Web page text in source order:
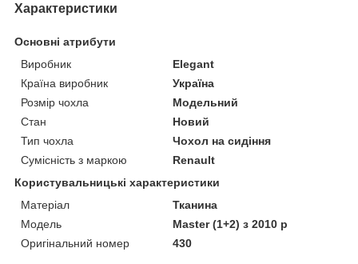
Характеристики
Основні атрибути
Виробник
Elegant
Країна виробник
Україна
Розмір чохла
Модельний
Стан
Новий
Тип чохла
Чохол на сидіння
Сумісність з маркою
Renault
Користувальницькі характеристики
Матеріал
Тканина
Модель
Master (1+2) з 2010 р
Оригінальний номер
430